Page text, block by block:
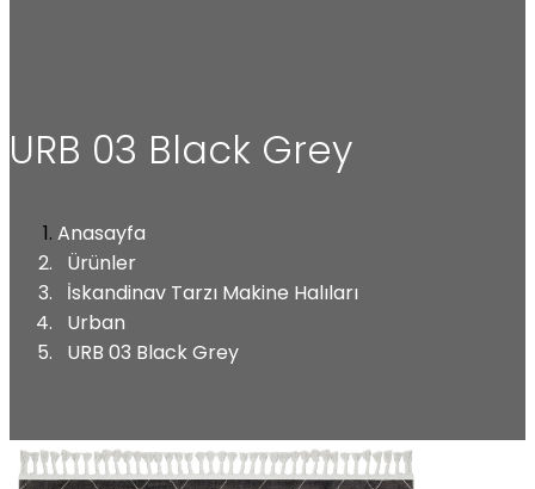
URB 03 Black Grey
Anasayfa
Ürünler
İskandinav Tarzı Makine Halıları
Urban
URB 03 Black Grey